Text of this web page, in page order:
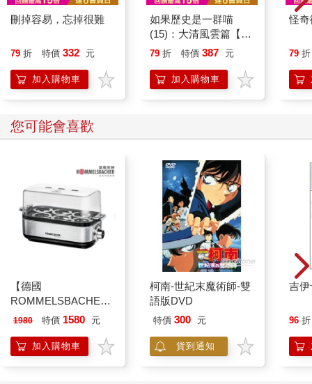
刪掉容易，忘掉很難
79 折 特價 332 元
加入購物車
如果歷史是一群喵
(15)：大清風雲篇【萌
貓漫畫學歷史】
79 折 特價 387 元
加入購物車
怪
79 折
您可能會喜歡
【德國
ROMMELSBACHE諾
曼百赫】多功能煮蛋
ER600/ER-600
1980 特價 1580 元
加入購物車
柯南-世紀末魔術師-雙
語版DVD
特價 300 元
貨到通知
吉
96 折